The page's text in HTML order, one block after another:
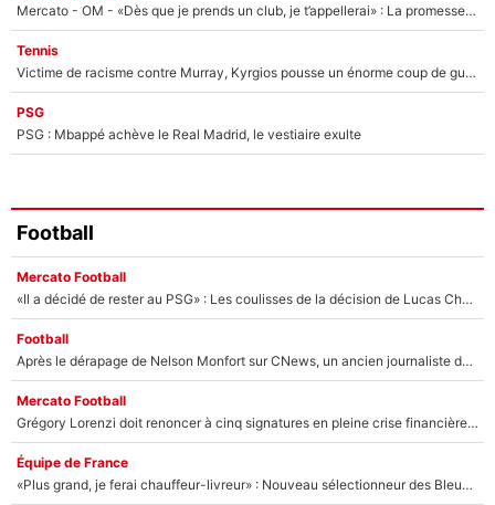
Mercato - OM - «Dès que je prends un club, je t’appellerai» : La promesse de Marcelino au moment de claquer la porte
Tennis
Victime de racisme contre Murray, Kyrgios pousse un énorme coup de gueule !
PSG
PSG : Mbappé achève le Real Madrid, le vestiaire exulte
Football
Mercato Football
«Il a décidé de rester au PSG» : Les coulisses de la décision de Lucas Chevalier pour son transfert
Football
Après le dérapage de Nelson Monfort sur CNews, un ancien journaliste de France Télévisions relance la polémique sur les incendies en Gironde
Mercato Football
Grégory Lorenzi doit renoncer à cinq signatures en pleine crise financière : L’IA propose sept noms à l’OM pour un mercato réussi... à seulement 5M€ !
Équipe de France
«Plus grand, je ferai chauffeur-livreur» : Nouveau sélectionneur des Bleus, Zinédine Zidane s’était imaginé un avenir très différent lorsqu'il était enfant